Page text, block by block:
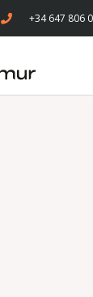
+34 647 806